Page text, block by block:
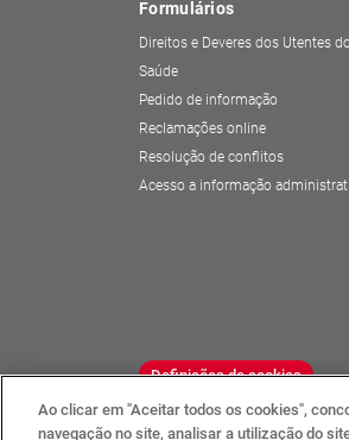
Formulários
Direitos e Deveres dos Utentes
Saúde
Pedido de informação
Reclamações online
Resolução de conflitos
Acesso a informação
Definições de cookies
Ao clicar em "Aceitar todos os cookies",
navegação no site, analisar a utilização do